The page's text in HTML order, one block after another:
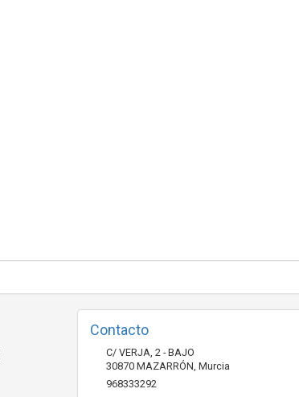
Contacto
C/ VERJA, 2 - BAJO
30870 MAZARRÓN, Murcia
968333292